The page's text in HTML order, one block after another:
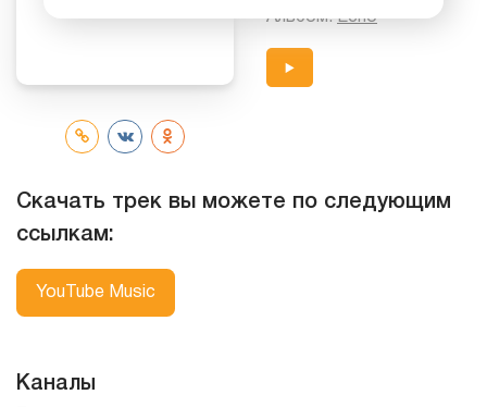
Альбом:Echo
Скачать трек вы можете по следующим
ссылкам:
YouTube Music
Каналы